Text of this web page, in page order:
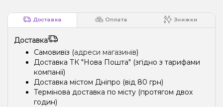
Доставка Оплата Знижки
Доставка
Самовивіз (адреси магазинів)
Доставка ТК "Нова Пошта" (згідно з тарифами
компанії)
Доставка містом Дніпро (від 80 грн)
Термінова доставка по місту (протягом двох
годин)